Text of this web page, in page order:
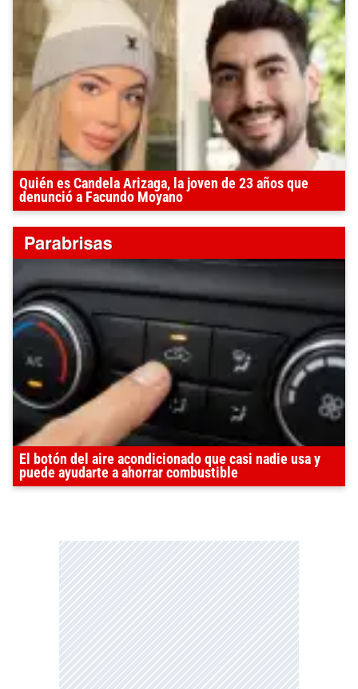
Quién es Candela Arizaga, la joven de 23 años que
denunció a Facundo Moyano
El botón del aire acondicionado que casi nadie usa y
puede ayudarte a ahorrar combustible